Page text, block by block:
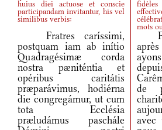
huius diei actuose et conscie
participandam invitantur, his vel
similibus verbis:
mots
Fratres caríssimi,
postquam iam ab inítio
Quadragésimæ corda
nostra pæniténtia et
opéribus caritátis
præparávimus, hodiérna
die congregámur, ut cum
tota Ecclésia
præludámus paschále
de
avec